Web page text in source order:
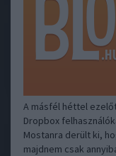
A másfél héttel
Dropbox
Mostanra derült ki,
majdnem csak